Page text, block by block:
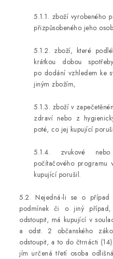
5.1.1. zboží vyrobeného
přizpůsobeného jeho
5.1.2. zboží, které
krátkou dobou
po dodání vzhledem ke
jiným zbožím,
5.1.3. zboží v
zdraví nebo z
poté, co jej kupující
5.1.4. zvukové
počítačového programu
kupující porušil.
5.2. Nejedná-li se o případ
podmínek či o jiný
odstoupit, má kupující v
a odst. 2 občanského
odstoupit, a to do čtrnácti
jím určená třetí osoba